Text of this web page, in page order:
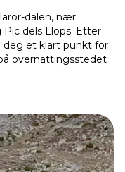
dalen, nær
Pic dels Llops. Etter
deg et klart punkt for
overnattingsstedet